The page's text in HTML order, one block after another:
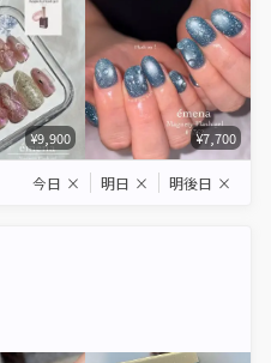
¥9,900 ¥7,700
今日 × 明日 × 明後日 ×